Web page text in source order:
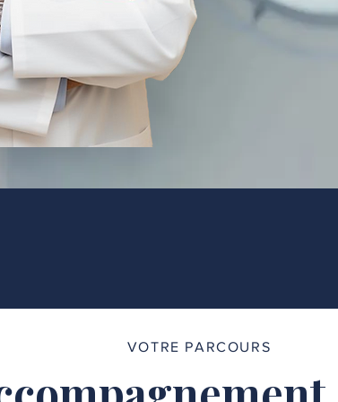
VOTRE PARCOURS